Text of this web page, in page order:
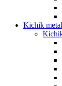
Kichik